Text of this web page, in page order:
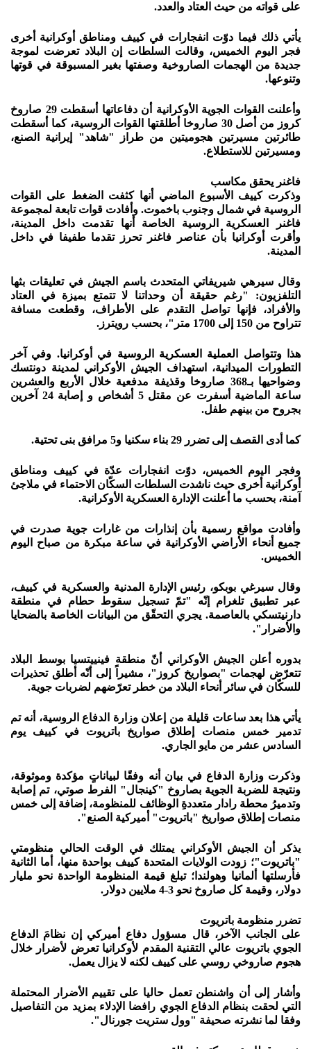
على قواته من حيث العتاد والعدد.
يأتي ذلك فيما دوّت انفجارات في كييف ومناطق أوكرانية أخرى
فجر اليوم الخميس، وقالت السلطات إن البلاد تعرضت لموجة
جديدة من الهجمات الصاروخية وصفتها بغير المسبوقة في قوتها
وتنوعها.
وأعلنت القوات الجوية الأوكرانية أن دفاعاتها أسقطت 29 صاروخ
كروز من أصل 30 صاروخا أطلقتها القوات الروسية، كما أسقطت
طائرتين مسيرتين هجوميتين من طراز "شاهد" إيرانية الصنع،
ومسيرتين للاستطلاع.
فاغنر يحقق مكاسب
وذكرت كييف الأسبوع الماضي أنها كثفت الضغط على القوات
الروسية في شمال وجنوب باخموت. وأفادت قوات تابعة لمجموعة
فاغنر العسكرية الروسية الخاصة أنها تقدمت داخل المدينة،
وأقرت أوكرانيا بأن عناصر فاغنر تحرز تقدما طفيفا في داخل
المدينة.
وقال سيرهي شيريفاتي المتحدث باسم الجيش في تعليقات بثها
التلفزيون: "رغم حقيقة أن وحداتنا لا تتمتع بميزة في العتاد
والأفراد، فإنها تواصل التقدم على الأطراف، وقطعت مسافة
تتراوح من 150 إلى 1700 متر"، بحسب رويترز.
هذا وتتواصل العملية العسكرية الروسية في أوكرانيا. وفي آخر
التطورات الميدانية، استهداف الجيش الأوكراني لمدينة دونتسك
وضواحيها بـ368 صاروخا وقذيفة مدفعية خلال الأربع والعشرين
ساعة الماضية أسفرت عن مقتل 5 أشخاص و إصابة 24 آخرين
بجروح من بينهم طفل.
كما أدى القصف إلى تضرر 29 بناء سكنيا و5 مرافق بنى تحتية.
وفجر اليوم الخميس، دوّت انفجارات عدّة في كييف ومناطق
أوكرانية أخرى حيث ناشدت السلطات السكّان الاحتماء في ملاجئ
آمنة، بحسب ما أعلنت الإدارة العسكرية الأوكرانية.
وأفادت مواقع رسمية بأن إنذارات من غارات جوية صدرت في
جميع أنحاء الأراضي الأوكرانية في ساعة مبكرة من صباح اليوم
الخميس.
وقال سيرغي بوبكو، رئيس الإدارة المدنية والعسكرية في كييف،
عبر تطبيق تلغرام إنّه "تمّ تسجيل سقوط حطام في منطقة
دارنيتسكي بالعاصمة. يجري التحقّق من البيانات الخاصة بالضحايا
والأضرار".
بدوره أعلن الجيش الأوكراني أنّ منطقة فينييتسيا بوسط البلاد
تتعرّض لهجمات "بصواريخ كروز"، مشيراً إلى أنّه أطلق تحذيرات
للسكّان في سائر أنحاء البلاد من خطر تعرّضهم لضربات جوية.
يأتي هذا بعد ساعات قليلة من إعلان وزارة الدفاع الروسية، أنه تم
تدمير خمس منصات إطلاق صواريخ باتريوت في كييف يوم
السادس عشر من مايو الجاري.
وذكرت وزارة الدفاع في بيان أنه وفقًا لبياناتٍ مؤكدة وموثوقة،
ونتيجة للضربة الجوية بصاروخ "كينجال" الفرط صوتي، تم إصابة
وتدميرُ محطة رادار متعددةِ الوظائف للمنظومة، إضافة إلى خمس
منصات إطلاق صواريخ "باتريوت" أميركية الصنع".
يذكر أن الجيش الأوكراني يمتلك في الوقت الحالي منظومتي
"باتريوت"؛ زودت الولايات المتحدة كييف بواحدة منها، أما الثانية
فأرسلتها ألمانيا وهولندا؛ تبلغ قيمة المنظومة الواحدة نحو مليار
دولار، وقيمة كل صاروخ نحو 3-4 ملايين دولار.
تضرر منظومة باتريوت
على الجانب الآخر، قال مسؤول دفاع أميركي إن نظامَ الدفاع
الجوي باتريوت عالي التقنية المقدم لأوكرانيا تعرض لأضرار خلال
هجوم صاروخي روسي على كييف لكنه لا يزال يعمل.
وأشار إلى أن واشنطن تعمل حاليا على تقييم الأضرار المحتملة
التي لحقت بنظام الدفاع الجوي رافضا الإدلاء بمزيد من التفاصيل
وفقا لما نشرته صحيفة "وول ستريت جورنال".